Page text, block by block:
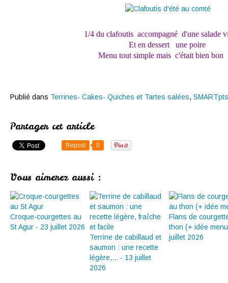
1/4 du clafoutis accompagné d'une salade
Et en dessert une poire
Menu tout simple mais c'était bien
Publié dans Terrines- Cakes- Quiches et Tartes salées, SMARTpts
Partager cet article
Repost 0
Vous aimerez aussi :
Croque-courgettes au
St Agur - 23 juillet 2026
Terrine de cabillaud et
saumon : une recette
légère,... - 13 juillet
2026
Flans de
thon (+ idée
juillet 2026